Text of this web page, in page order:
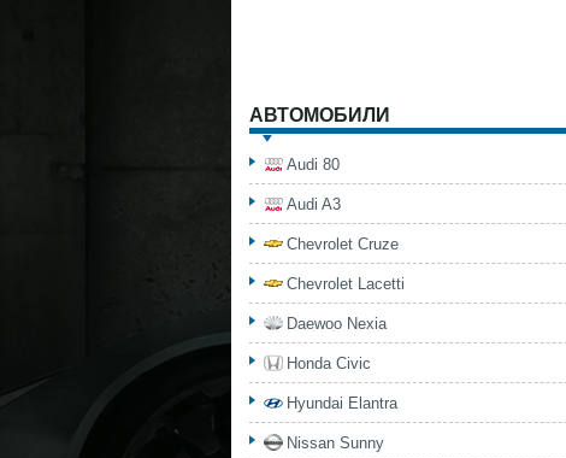
АВТОМОБИЛИ
Audi 80
Audi A3
Chevrolet Cruze
Chevrolet Lacetti
Daewoo Nexia
Honda Civic
Hyundai Elantra
Nissan Sunny